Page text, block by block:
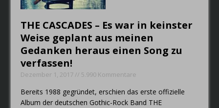
THE CASCADES – Es war in keinster
Weise geplant aus meinen
Gedanken heraus einen Song zu
verfassen!
Dezember 1, 2017 // 5.990 Kommentare
Bereits 1988 gegründet, erschien das erste offizielle
Album der deutschen Gothic-Rock Band THE